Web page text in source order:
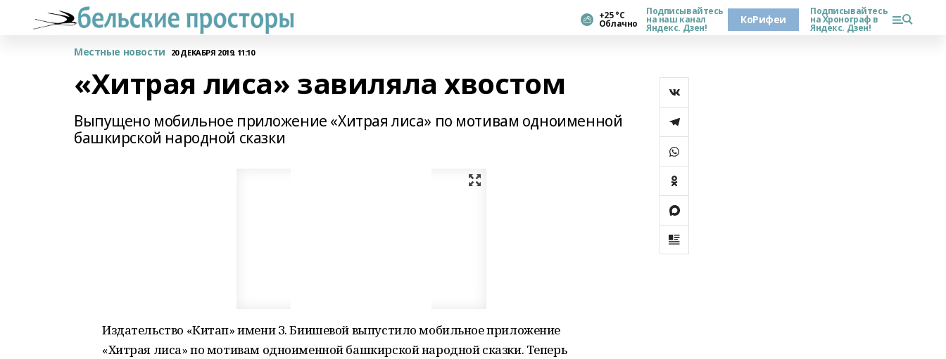
+25 °С
Облачно
Подписывайтесь
на наш канал
Яндекс. Дзен!
КоРифеи
Подписывайтесь
на Хронограф в
Яндекс. Дзен!
Местные новости 20 ДЕКАБРЯ 2019, 11:10
«Хитрая лиса» завиляла хвостом
Выпущено мобильное приложение «Хитрая лиса» по мотивам одноименной
башкирской народной сказки
Издательство «Китап» имени З. Биишевой выпустило мобильное приложение
«Хитрая лиса» по мотивам одноименной башкирской народной сказки. Теперь